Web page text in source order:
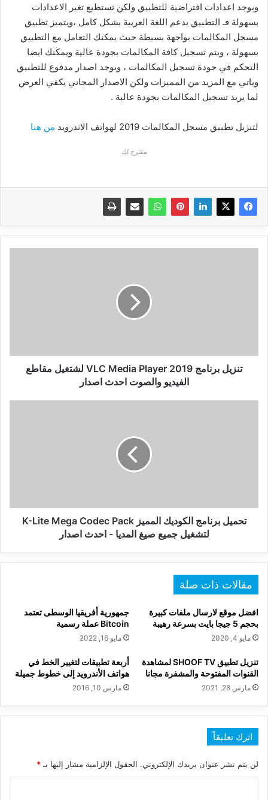
ويوجد اعدادات افتراضية للتطبيق ولكن تستطيع تغير الاعدادات
بسهولة فـ التطبيق يدعم اللغة العربية بشكل كامل ،ويتميز تطبيق
مسجل المكالمات بواجهة بسيطة حيث يمكنك التعامل مع التطبيق
بسهولة ، ويتم تسجيل كافة المكالمات بجودة عالية ويمكنك ايضا
التحكم في جودة تسجيل المكالمات ، ويوجد اصدار مدفوع للتطبيق
وياتي مع المزيد من المميزات ولكن الاصدار المجاني يكفي العرض
لما يريد تسجيل المكالمات بجودة عالية .
لتنزيل تطبيق مسجل المكالمات 2019 لهواتف الاندرويد من هنا
مقترح لك
الفيديو
والصوت
تنزيل برنامج VLC Media Player 2019 لشتغيل مقاطع
الفيديو والصوت احدث اصدار
Pack
لتشغيل
احدث
اصدار
تحميل برنامج الكوديك المميز K-Lite Mega Codec Pack
لتشغيل جميع صيغ المديا - احدث اصدار
مقالات ذات صلة
افضل موقع لارسال ملفات كبيرة
بحجم 5 جيجا بايت بسرعة رهيبة
مايو 4, 2020
جمهورية أفريقيا الوسطى تعتمد
Bitcoin عملة رسمية
مايو 16, 2022
تنزيل تطبيق SHOOF TV لمشاهدة
القنوات المفتوحة والمشفرة مجانا
مارس 28, 2021
أربعة تطبيقات لتغيير الخط في
هواتف الأندرويد إلى خطوط جميلة
مارس 10, 2016
اترك تعليقاً
لن يتم نشر عنوان بريدك الإلكتروني. الحقول الإلزامية مشار إليها بـ *